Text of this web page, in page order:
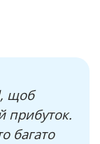
щоб
прибуток.
багато